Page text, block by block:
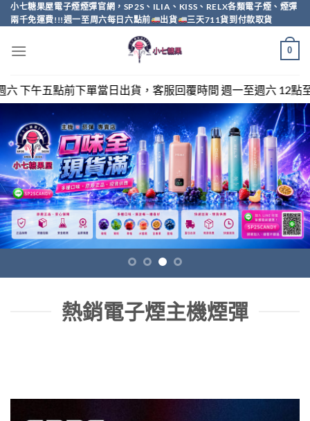
Skip
to
小七糖果屋電子煙煙彈官網，SP2S、ILIA、KISS、RELX各類電子煙、煙彈
兩千免運費!!!週一至周六每日六點前
出貨 三天711貨到付款取貨
0
貨，客服回覆時間 週一至週六 12點至20點，sp2s/relx/kiss/
熱銷電子煙主機煙彈